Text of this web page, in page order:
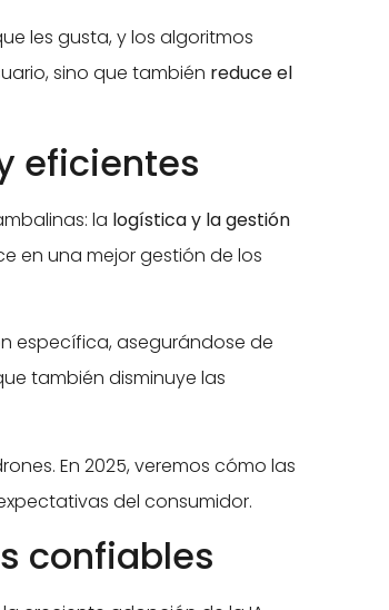
les gusta, y los algoritmos
sino que también reduce el
eficientes
la logística y la gestión
en una mejor gestión de los
específica, asegurándose de
también disminuye las
En 2025, veremos cómo las
del consumidor.
confiables